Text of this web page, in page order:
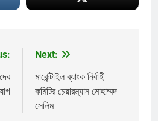
Next:
মার্কেন্টাইল ব্যাংক নির্বাহী
কমিটির চেয়ারম্যান মোহাম্মদ
সেলিম